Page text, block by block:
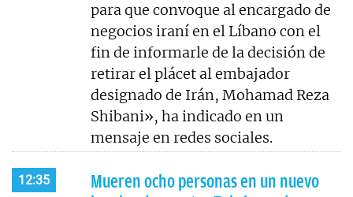
para que convoque al encargado de
negocios iraní en el Líbano con el
fin de informarle de la decisión de
retirar el plácet al embajador
designado de Irán, Mohamad Reza
Shibani», ha indicado en un
mensaje en redes sociales.
12:35
Mueren ocho personas en un nuevo